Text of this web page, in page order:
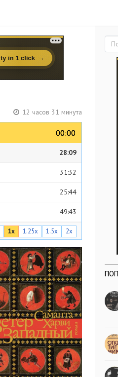
12 часов 31 минута
00:00
00:00
28:09
31:32
25:44
49:43
41:38
41:24
12:44
18:16
14:26
29:12
10:07
32:04
1x 1.25x 1.5x 2x